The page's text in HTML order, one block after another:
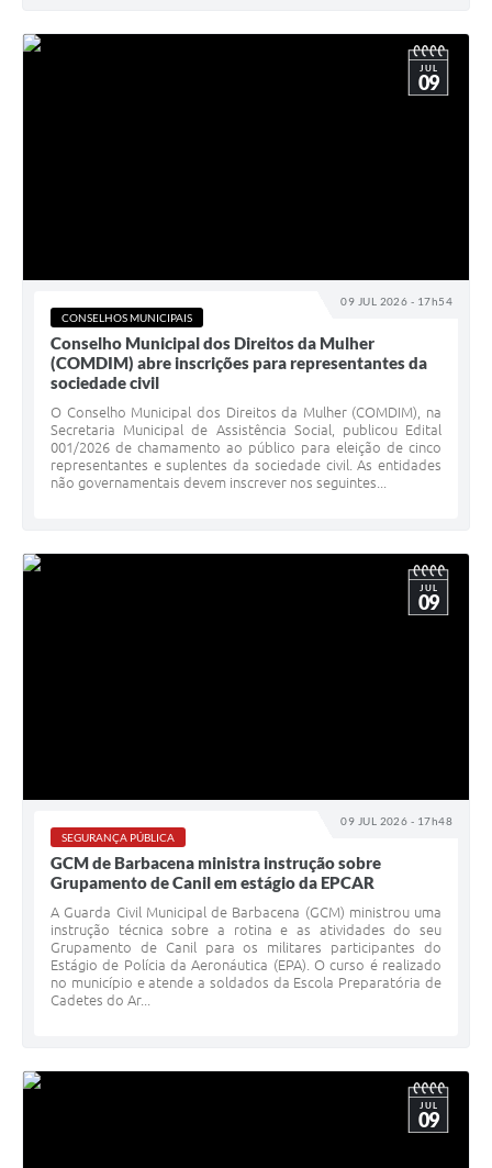
09 JUL 2026 - 17h54
JUL
09
CONSELHOS MUNICIPAIS
Conselho Municipal dos Direitos da Mulher
(COMDIM) abre inscrições para representantes da
sociedade civil
O Conselho Municipal dos Direitos da Mulher (COMDIM), na
Secretaria Municipal de Assistência Social, publicou Edital
001/2026 de chamamento ao público para eleição de cinco
representantes e suplentes da sociedade civil. As entidades
não governamentais devem inscrever nos seguintes...
09 JUL 2026 - 17h48
JUL
09
SEGURANÇA PÚBLICA
GCM de Barbacena ministra instrução sobre
Grupamento de Canil em estágio da EPCAR
A Guarda Civil Municipal de Barbacena (GCM) ministrou uma
instrução técnica sobre a rotina e as atividades do seu
Grupamento de Canil para os militares participantes do
Estágio de Polícia da Aeronáutica (EPA). O curso é realizado
no município e atende a soldados da Escola Preparatória de
Cadetes do Ar...
JUL
09